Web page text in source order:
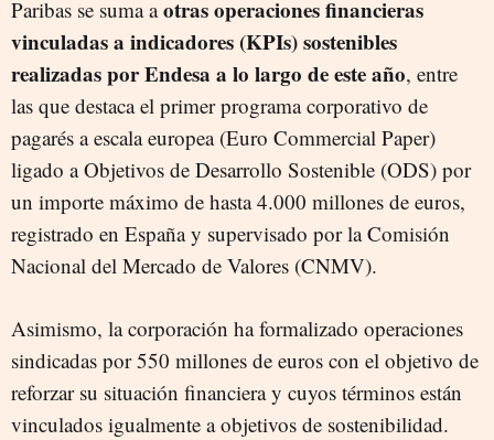
Paribas se suma aotras operaciones financieras
vinculadas a indicadores (KPIs) sostenibles
realizadas por Endesa a lo largo de este año, entre
las que destaca el primer programa corporativo de
pagarés a escala europea (Euro Commercial Paper)
ligado a Objetivos de Desarrollo Sostenible (ODS) por
un importe máximo de hasta 4.000 millones de euros,
registrado en España y supervisado por la Comisión
Nacional del Mercado de Valores (CNMV).
Asimismo, la corporación ha formalizado operaciones
sindicadas por 550 millones de euros con el objetivo de
reforzar su situación financiera y cuyos términos están
vinculados igualmente a objetivos de sostenibilidad.